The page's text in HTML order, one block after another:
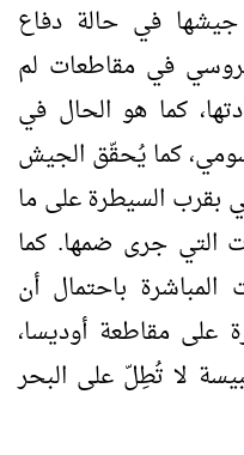
في حالة دفاع
في مقاطعات لم
كما هو الحال في
كما يُحقّق الجيش
بقرب السيطرة على ما
التي جرى ضمها. كما
المباشرة باحتمال أن
على مقاطعة أوديسا،
لا تُطِلّ على البحر